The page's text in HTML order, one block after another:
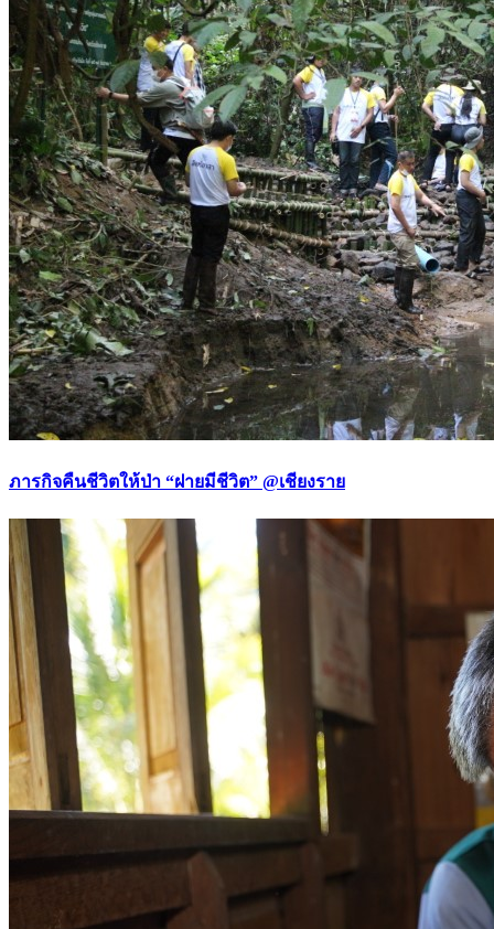
ภารกิจคืนชีวิตให้ป่า “ฝายมีชีวิต” @เชียงราย